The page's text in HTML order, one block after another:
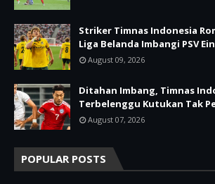
Striker Timnas Indonesia
Liga Belanda Imbangi PSV
August 09, 2026
Ditahan Imbang, Timnas
Terbelenggu Kutukan Tak
August 07, 2026
POPULAR POSTS